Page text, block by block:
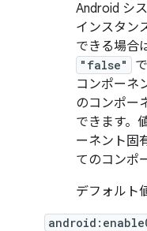
Android シ
インスタン
できる場合
"false"
コンポーネ
のコンポー
できます。
ーネント固
てのコンポ
デフォルト